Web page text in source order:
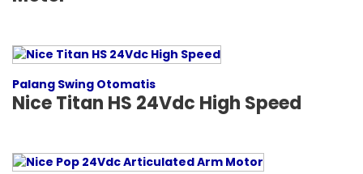
Palang Swing Otomatis
Nice Titan HS 24Vdc High Speed